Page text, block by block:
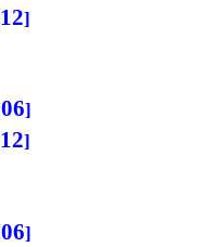
12
06
12
06